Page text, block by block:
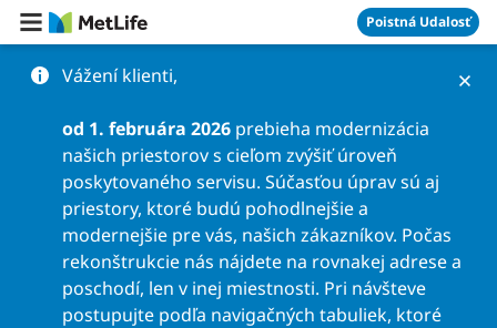
Preskočiť na obsah Poistná Udalosť
Vážení klienti,
od 1. februára 2026 prebieha modernizácia
našich priestorov s cieľom zvýšiť úroveň
poskytovaného servisu. Súčasťou úprav sú aj
priestory, ktoré budú pohodlnejšie a
modernejšie pre vás, našich zákazníkov. Počas
rekonštrukcie nás nájdete na rovnakej adrese a
poschodí, len v inej miestnosti. Pri návšteve
postupujte podľa navigačných tabuliek, ktoré